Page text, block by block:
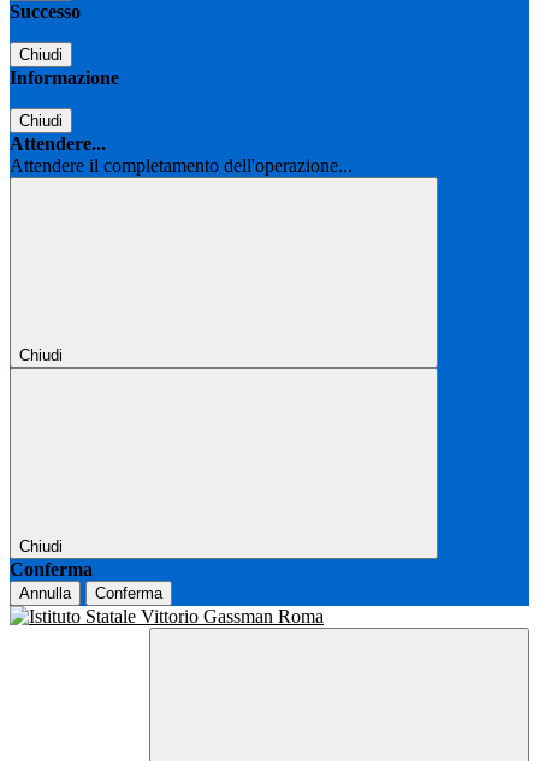
Successo
Chiudi
Informazione
Chiudi
Attendere...
Attendere il completamento dell'operazione...
Chiudi
Chiudi
Conferma
Annulla Conferma